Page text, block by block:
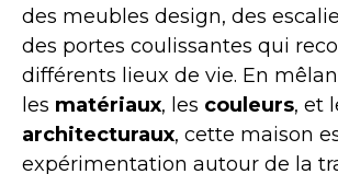
des meubles design, des
des portes coulissantes qui
différents lieux de vie. En
les matériaux, les couleurs, et
architecturaux, cette maison
expérimentation autour de la